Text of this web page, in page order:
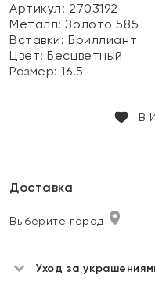
Артикул: 2703192
Металл:Золото 585
Вставки:Бриллиант
Цвет:Бесцветный
Размер:16.5
В
Доставка
Выберите город
Уход за